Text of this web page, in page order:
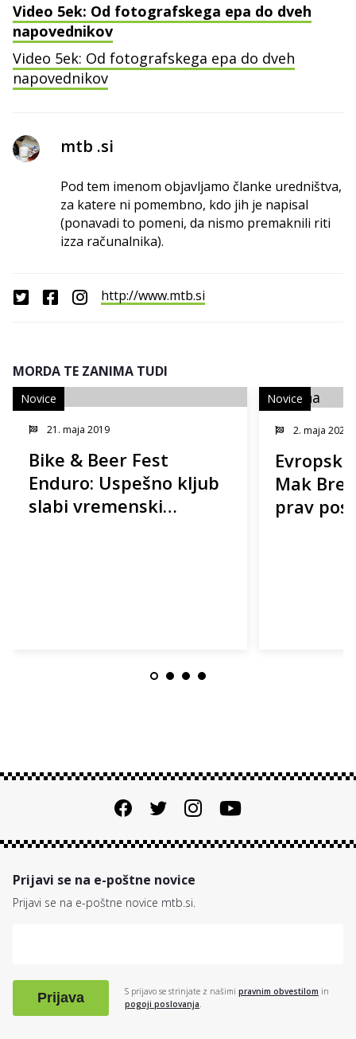
Video 5ek: Od fotografskega epa do dveh
napovednikov
Video 5ek: Od fotografskega epa do dveh
napovednikov
mtb .si
Pod tem imenom objavljamo članke uredništva,
za katere ni pomembno, kdo jih je napisal
(ponavadi to pomeni, da nismo premaknili riti
izza računalnika).
http://www.mtb.si
MORDA TE ZANIMA TUDI
21. maja 2019
Bike & Beer Fest
Enduro: Uspešno kljub
slabi vremenski
Novice
2. maja 2021
Evropski
Mak
prav
Novice
Prijavi se na e-poštne novice
Prijavi se na e-poštne novice mtb.si.
Prijava S prijavo se strinjate z našimi pravnim obvestilom in
pogoji poslovanja.